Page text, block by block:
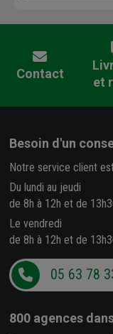
Contact
et
Besoin d'un
Notre service client
Du lundi au jeudi
de 8h à 12h et de
Le vendredi
de 8h à 12h et de
05 63 78
800 agences